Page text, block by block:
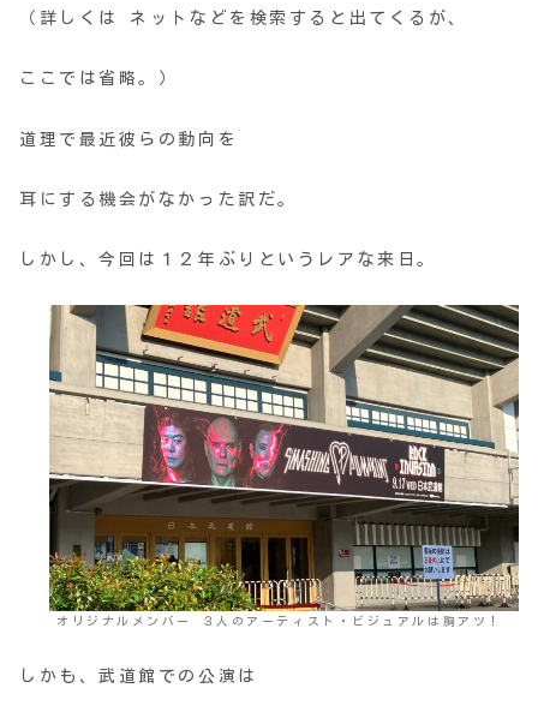
（詳しくは ネットなどを検索すると出てくるが、
ここでは省略。）
道理で最近彼らの動向を
耳にする機会がなかった訳だ。
しかし、今回は１２年ぶりというレアな来日。
オリジナルメンバー ３人のアーティスト・ビジュアルは胸アツ！
しかも、武道館での公演は